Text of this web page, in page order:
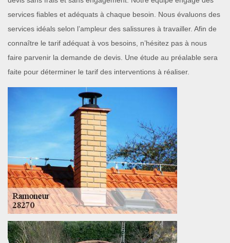
services fiables et adéquats à chaque besoin. Nous évaluons des
services idéals selon l’ampleur des salissures à travailler. Afin de
connaître le tarif adéquat à vos besoins, n’hésitez pas à nous
faire parvenir la demande de devis. Une étude au préalable sera
faite pour déterminer le tarif des interventions à réaliser.